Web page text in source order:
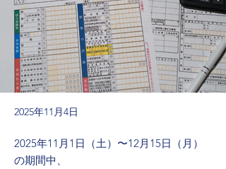
2025年11月4日
2025年11月1日（土）〜12月15日（月）
の期間中、